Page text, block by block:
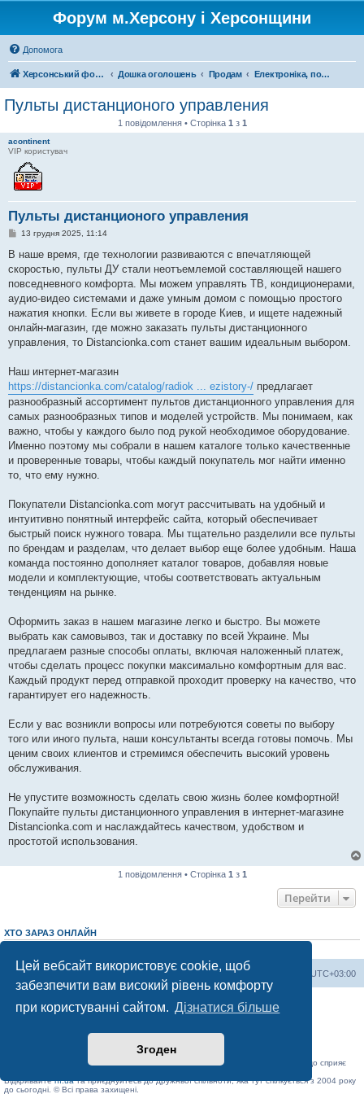
Цей вебсайт використовує cookie, щоб
забезпечити вам високий рівень комфорту
при користуванні сайтом. Дізнатися більше
Згоден
Форум м.Херсону і Херсонщини
Допомога
Херсонський форум Дошка оголошень Продам Електроніка, побутова техніка
Пульты дистанционого управления
1 повідомлення • Сторінка 1 з 1
acontinent
VIP користувач
Пульты дистанционого управления
П
в
д
о
л
е
н
я
13 грудня 2025, 11:14
В наше время, где технологии развиваются с впечатляющей
скоростью, пульты ДУ стали неотъемлемой составляющей нашего
повседневного комфорта. Мы можем управлять ТВ, кондиционерами,
аудио-видео системами и даже умным домом с помощью простого
нажатия кнопки. Если вы живете в городе Киев, и ищете надежный
онлайн-магазин, где можно заказать пульты дистанционного
управления, то Distancionka.com станет вашим идеальным выбором.
Наш интернет-магазин
https://distancionka.com/catalog/radiok ... ezistory-/ предлагает
разнообразный ассортимент пультов дистанционного управления для
самых разнообразных типов и моделей устройств. Мы понимаем, как
важно, чтобы у каждого было под рукой необходимое оборудование.
Именно поэтому мы собрали в нашем каталоге только качественные
и проверенные товары, чтобы каждый покупатель мог найти именно
то, что ему нужно.
Покупатели Distancionka.com могут рассчитывать на удобный и
интуитивно понятный интерфейс сайта, который обеспечивает
быстрый поиск нужного товара. Мы тщательно разделили все пульты
по брендам и разделам, что делает выбор еще более удобным. Наша
команда постоянно дополняет каталог товаров, добавляя новые
модели и комплектующие, чтобы соответствовать актуальным
тенденциям на рынке.
Оформить заказ в нашем магазине легко и быстро. Вы можете
выбрать как самовывоз, так и доставку по всей Украине. Мы
предлагаем разные способы оплаты, включая наложенный платеж,
чтобы сделать процесс покупки максимально комфортным для вас.
Каждый продукт перед отправкой проходит проверку на качество, что
гарантирует его надежность.
Если у вас возникли вопросы или потребуются советы по выбору
того или иного пульта, наши консультанты всегда готовы помочь. Мы
ценим своих клиентов и стремимся обеспечить высокий уровень
обслуживания.
Не упустите возможность сделать свою жизнь более комфортной!
Покупайте пульты дистанционного управления в интернет-магазине
Distancionka.com и наслаждайтесь качеством, удобством и
простотой использования.
1 повідомлення • Сторінка 1 з 1
Перейти
ХТО ЗАРАЗ ОНЛАЙН
Херсонський форум UTC+03:00
Команда
Працює на phpBB® Forum Software © phpBB Limited
Конфіденційність
«Херсонський форум» – приватний, незалежний інтерактивний веб-ресурс, що сприяє
Відкривайтеhf.uaта приєднуйтесь до дружньої спільноти, яка тут спілкується з 2004 року
до сьогодні. © Всі права захищені.